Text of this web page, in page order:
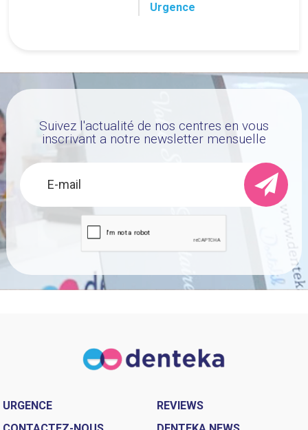
Urgence
Suivez l'actualité de nos centres en vous
inscrivant a notre newsletter mensuelle
URGENCE
REVIEWS